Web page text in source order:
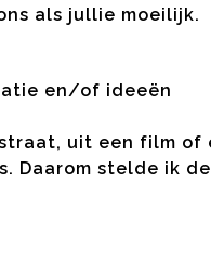
als jullie moeilijk.
en/of ideeën
uit een film of
Daarom stelde ik de